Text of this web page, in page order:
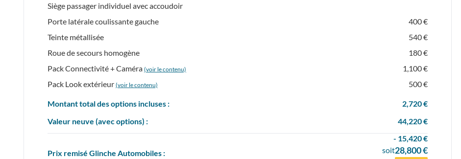
Siège passager individuel avec accoudoir
Porte latérale coulissante gauche
400 €
Teinte métallisée
540 €
Roue de secours homogène
180 €
Pack Connectivité + Caméra (voir le contenu)
1,100 €
Pack Look extérieur (voir le contenu) 500 €
Montant total des options incluses :
2,720 €
Valeur neuve (avec options) :
44,220 €
Prix remisé Glinche Automobiles :
- 15,420 €
soit28,800 €